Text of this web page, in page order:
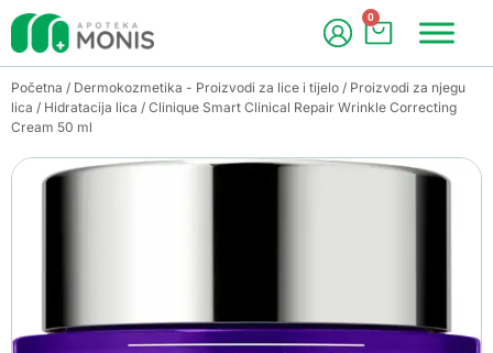
0
Početna / Dermokozmetika - Proizvodi za lice i tijelo / Proizvodi za njegu
lica / Hidratacija lica / Clinique Smart Clinical Repair Wrinkle Correcting
Cream 50 ml